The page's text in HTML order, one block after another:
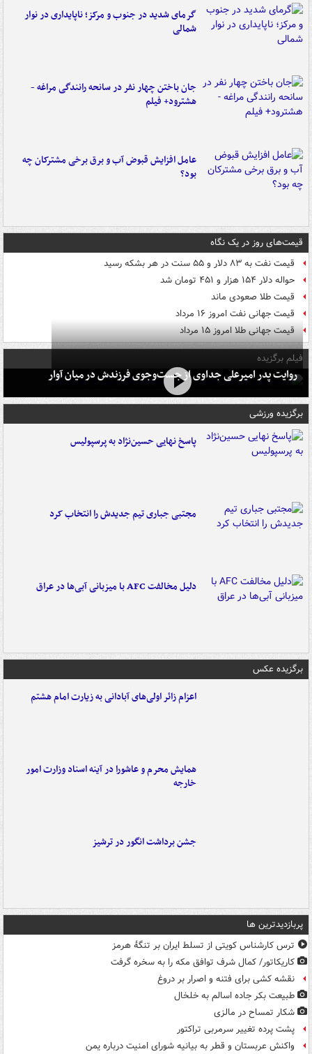
گرمای شدید در جنوب و مرکز؛ ناپایداری در نوار
شمالی
جان باختن چهار نفر در سانحه رانندگی مراغه -
هشترود+ فیلم
عامل افزایش قبوض آب و برق برخی مشترکان چه
بود؟
قیمت‌های روز در یک نگاه
قیمت نفت به ۸۳ دلار و ۵۵ سنت در هر بشکه رسید
حواله دلار ۱۵۴ هزار و ۴۵۱ تومان شد
قیمت طلا صعودی ماند
قیمت جهانی نفت امروز ۱۶ مرداد
قیمت جهانی طلا امروز ۱۵ مرداد
فیلم برگزیده
روایت پدر امیرعلی جداوی از جست‌وجوی فرزندش در میان آوار
برگزیده ورزشی
پاسخ نهایی حسین‌نژاد به پرسپولیس
مجتبی جباری تیم جدیدش را انتخاب کرد
دلیل مخالفت AFC با میزبانی آبی‌ها در عراق
برگزیده عکس
اعزام زائر اولی‌های آبادانی به زیارت امام هشتم
همایش محرم و عاشورا در آینه اسناد وزارت امور
خارجه
جشن برداشت انگور در ترشیز
پربازدیدترین ها
ترس کارشناس کویتی از تسلط ایران بر تنگۀ هرمز
کاریکاتور/ کمال شرف توافق مکه را به سخره گرفت
نقشه کشی برای فتنه و اصرار بر دروغ
طبیعت بکر جاده اسالم به خلخال
شکار تمساح در مالزی
پشت پرده تغییر سرمربی تراکتور
واکنش عربستان و قطر به بیانیه شورای امنیت درباره یمن